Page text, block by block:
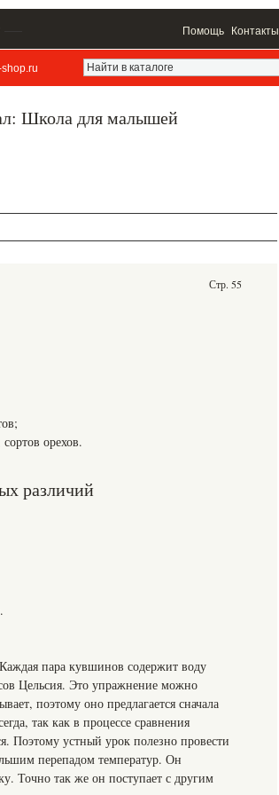
Помощь Контакты
shop.ru
Школа для малышей
Стр. 55
орехов.
различий
пара кувшинов содержит воду
Цельсия. Это упражнение можно
поэтому оно предлагается сначала
так как в процессе сравнения
Поэтому устный урок полезно провести
перепадом температур. Он
Точно так же он поступает с другим